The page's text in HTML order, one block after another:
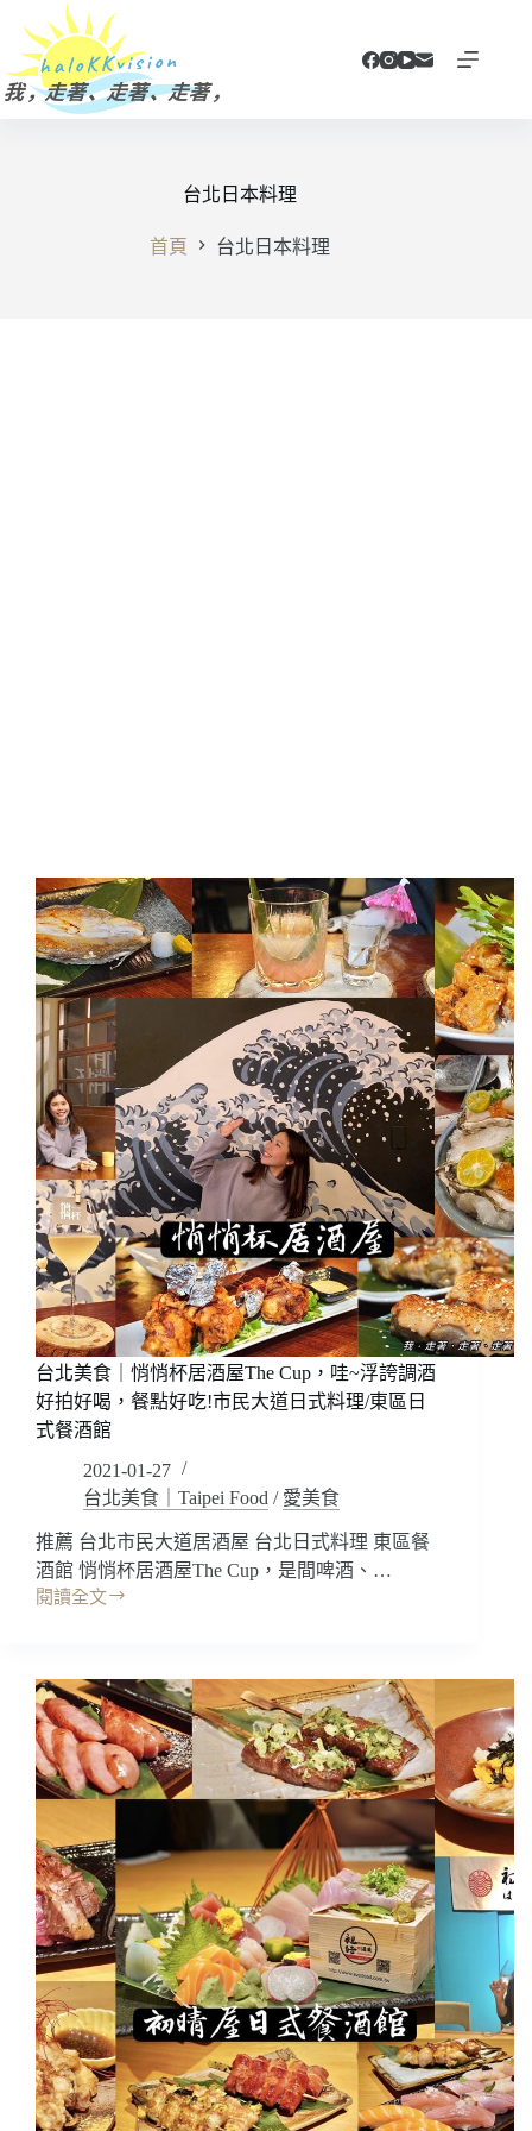
主
要
台北日本料理
首頁 台北日本料理
台北美食｜悄悄杯居酒屋The Cup，哇~浮誇調酒
好拍好喝，餐點好吃!市民大道日式料理/東區日
式餐酒館
2021-01-27
台北美食｜Taipei Food / 愛美食
推薦 台北市民大道居酒屋 台北日式料理 東區餐
酒館 悄悄杯居酒屋The Cup，是間啤酒、…
閱讀全文
台
食
｜
悄
悄
杯
屋
The
Cup，
哇
~
浮
誇
調
酒
好
拍
好